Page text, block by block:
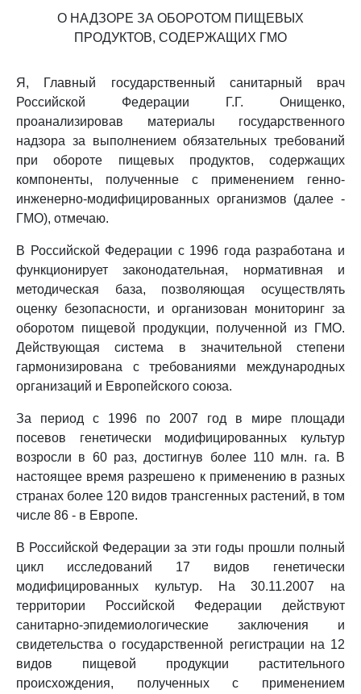
О НАДЗОРЕ ЗА ОБОРОТОМ ПИЩЕВЫХ
ПРОДУКТОВ, СОДЕРЖАЩИХ ГМО
Я, Главный государственный санитарный врач
Российской Федерации Г.Г. Онищенко,
проанализировав материалы государственного
надзора за выполнением обязательных требований
при обороте пищевых продуктов, содержащих
компоненты, полученные с применением генно-
инженерно-модифицированных организмов (далее -
ГМО), отмечаю.
В Российской Федерации с 1996 года разработана и
функционирует законодательная, нормативная и
методическая база, позволяющая осуществлять
оценку безопасности, и организован мониторинг за
оборотом пищевой продукции, полученной из ГМО.
Действующая система в значительной степени
гармонизирована с требованиями международных
организаций и Европейского союза.
За период с 1996 по 2007 год в мире площади
посевов генетически модифицированных культур
возросли в 60 раз, достигнув более 110 млн. га. В
настоящее время разрешено к применению в разных
странах более 120 видов трансгенных растений, в том
числе 86 - в Европе.
В Российской Федерации за эти годы прошли полный
цикл исследований 17 видов генетически
модифицированных культур. На 30.11.2007 на
территории Российской Федерации действуют
санитарно-эпидемиологические заключения и
свидетельства о государственной регистрации на 12
видов пищевой продукции растительного
происхождения, полученных с применением